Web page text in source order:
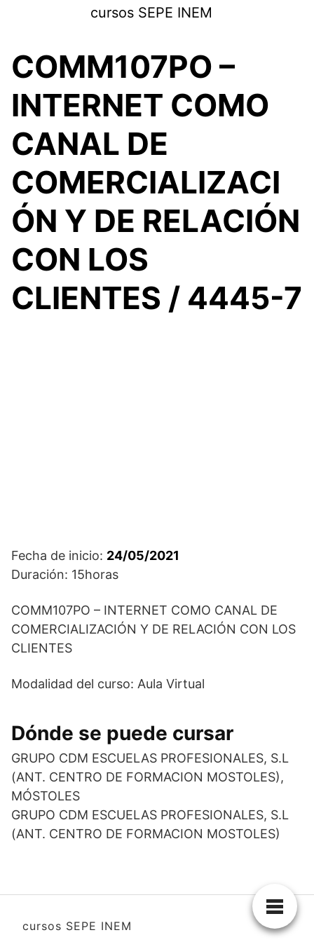
cursos SEPE INEM
COMM107PO –
INTERNET COMO
CANAL DE
COMERCIALIZACI
ÓN Y DE RELACIÓN
CON LOS
CLIENTES / 4445-7
Fecha de inicio: 24/05/2021
Duración: 15horas
COMM107PO – INTERNET COMO CANAL DE
COMERCIALIZACIÓN Y DE RELACIÓN CON LOS
CLIENTES
Modalidad del curso: Aula Virtual
Dónde se puede cursar
GRUPO CDM ESCUELAS PROFESIONALES, S.L
(ANT. CENTRO DE FORMACION MOSTOLES),
MÓSTOLES
GRUPO CDM ESCUELAS PROFESIONALES, S.L
(ANT. CENTRO DE FORMACION MOSTOLES)
cursos SEPE INEM